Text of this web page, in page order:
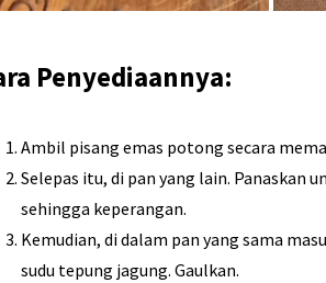
Penyediaannya:
Ambil pisang emas potong secara
Selepas itu, di pan yang lain. Panaskan
sehingga keperangan.
Kemudian, di dalam pan yang sama
sudu tepung jagung. Gaulkan.